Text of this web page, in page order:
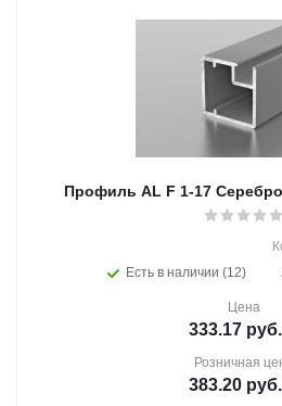
Профиль AL F 1-17
Есть в наличии (12)
Цена
333.17 руб.
Розничная
383.20 руб.